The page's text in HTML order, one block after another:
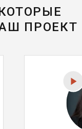
ПРОЕКТ